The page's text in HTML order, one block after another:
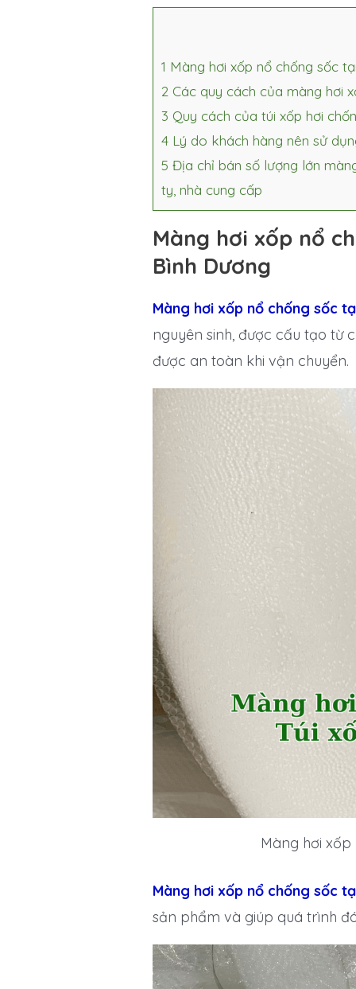
1 Màng hơi xốp nổ chống sốc
2 Các quy cách của màng hơi
3 Quy cách của túi xốp hơi
4 Lý do khách hàng nên sử
5 Địa chỉ bán số lượng lớn
ty, nhà cung cấp
Màng hơi xốp nổ
Bình Dương
Màng hơi xốp nổ chống sốc
nguyên sinh, được cấu tạo
được an toàn khi vận chuyển.
Màng hơi
Màng hơi xốp nổ chống sốc
sản phẩm và giúp quá trình